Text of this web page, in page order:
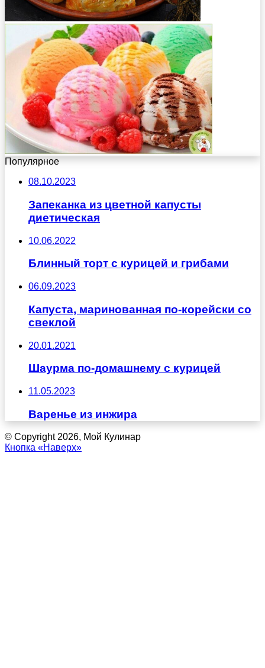
Популярное
08.10.2023
Запеканка из цветной капусты
диетическая
10.06.2022
Блинный торт с курицей и грибами
06.09.2023
Капуста, маринованная по-корейски со
свеклой
20.01.2021
Шаурма по-домашнему с курицей
11.05.2023
Варенье из инжира
© Copyright 2026, Мой Кулинар
Кнопка «Наверх»